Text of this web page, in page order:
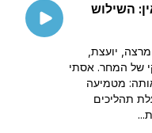
השילוש
יועצת,
של המחר. אסתי
מטמיעה
תהליכים